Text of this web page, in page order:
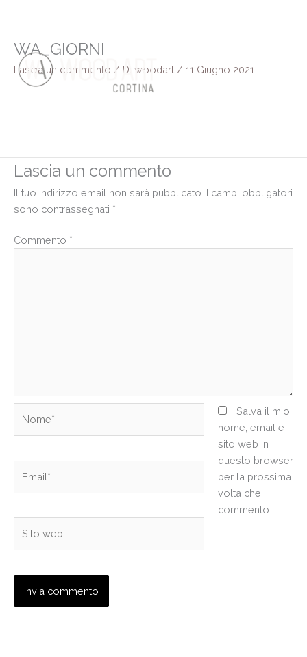
WA_GIORNI
Lascia un commento / Di woodart / 11 Giugno 2021
Lascia un commento
Il tuo indirizzo email non sarà pubblicato. I campi obbligatori
sono contrassegnati *
Commento *
web
Salva il mio
nome, email e
sito web in
questo browser
per la prossima
volta che
commento.